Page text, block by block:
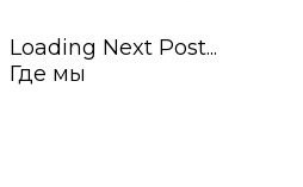
Loading Next Post...
Где мы